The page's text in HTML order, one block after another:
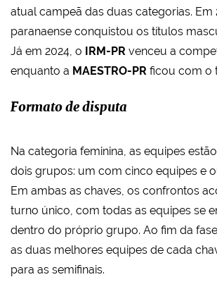
atual campeã das duas categorias. Em
paranaense conquistou os títulos
Já em 2024, o IRM-PR venceu a
enquanto a MAESTRO-PR ficou com o
Formato de disputa
Na categoria feminina, as equipes
dois grupos: um com cinco equipes e
Em ambas as chaves, os confrontos
turno único, com todas as equipes se
dentro do próprio grupo. Ao fim da
as duas melhores equipes de cada
para as semifinais.